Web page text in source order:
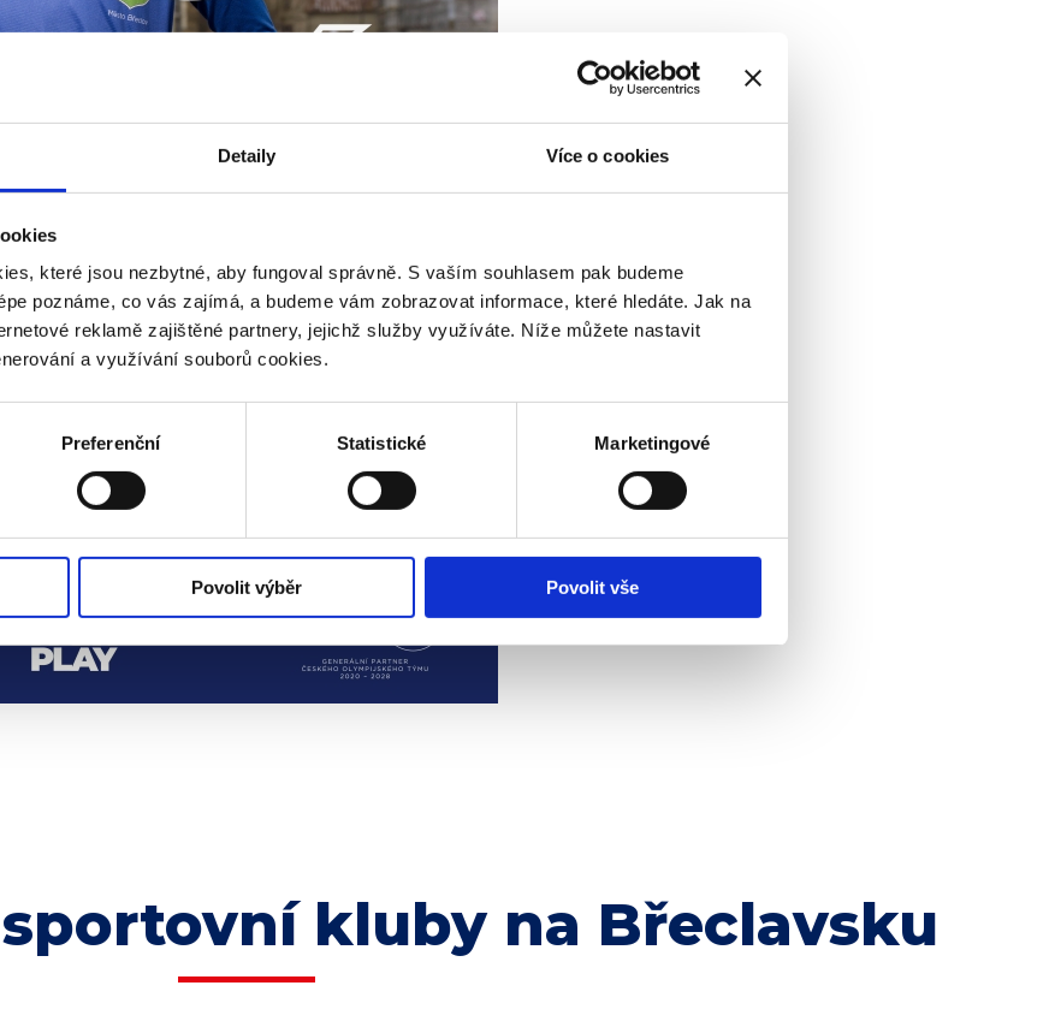
Detaily Více o cookies
které jsou nezbytné, aby fungoval správně. S vaším souhlasem pak budeme
poznáme, co vás zajímá, a budeme vám zobrazovat informace, které hledáte. Jak na
reklamě zajištěné partnery, jejichž služby využíváte. Níže můžete nastavit
a využívání souborů cookies.
Preferenční Statistické Marketingové
Povolit výběr Povolit vše
kluby na Břeclavsku